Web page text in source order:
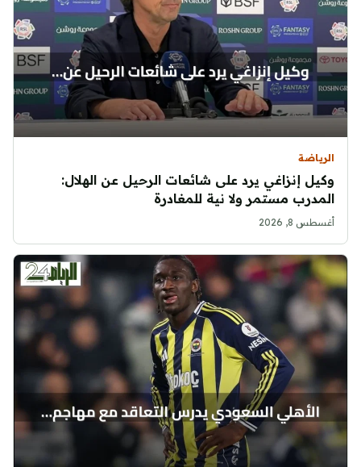
الرياضة
وكيل إنزاغي يرد على شائعات الرحيل عن الهلال:
المدرب مستمر ولا نية للمغادرة
أغسطس 8, 2026